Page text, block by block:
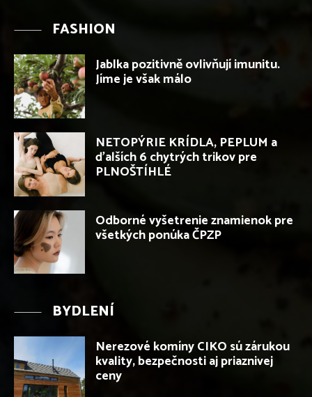
FASHION
Jablka pozitivně ovlivňují imunitu.
Jíme je však málo
NETOPÝRIE KRÍDLA, PEPLUM a
ďalších 6 chytrých trikov pre
PLNOŠTÍHLÉ
Odborné vyšetrenie znamienok pre
všetkých ponúka ČPZP
BYDLENÍ
Nerezové komíny CIKO sú zárukou
kvality, bezpečnosti aj priaznivej
ceny